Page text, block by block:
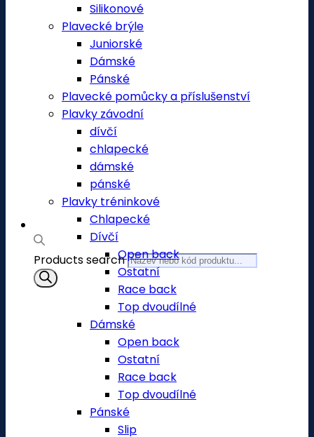
Products search
Silikonové
Plavecké brýle
Juniorské
Dámské
Pánské
Plavecké pomůcky a příslušenství
Plavky závodní
dívčí
chlapecké
dámské
pánské
Plavky tréninkové
Chlapecké
Dívčí
Open back
Ostatní
Race back
Top dvoudílné
Dámské
Open back
Ostatní
Race back
Top dvoudílné
Pánské
Slip